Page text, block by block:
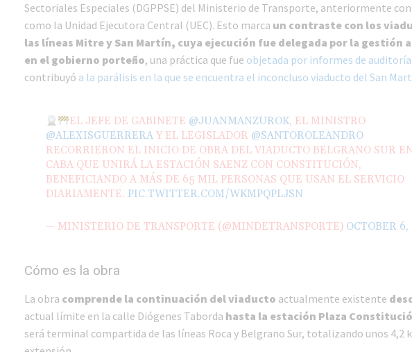
Sectoriales Especiales (DGPPSE) del Ministerio de Transporte, anteriormente
como la Unidad Ejecutora Central (UEC). Esto marca un contraste con los
las líneas Mitre y San Martín, cuya ejecución fue delegada por la gestión
en el gobierno porteño, una práctica que fue objetada por informes de auditoría
contribuyó a la parálisis en la que se encuentra el inconcluso viaducto del San
EL JEFE DE GABINETE @JUANMANZUROK, EL MINISTRO
@ALEXISGUERRERA Y EL LEGISLADOR @SANTOROLEANDRO
RECORRIERON EL INICIO DE OBRA DEL VIADUCTO BELGRANO SUR
CABA QUE UNIRÁ LA ESTACIÓN SAENZ CON CONSTITUCIÓN,
BENEFICIANDO A MÁS DE 65 MIL PERSONAS QUE USAN EL SERVICIO
DIARIAMENTE. PIC.TWITTER.COM/WKMPQPLJSN
— MINISTERIO DE TRANSPORTE (@MINDETRANSPORTE) OCTOBER 6,
Cómo es la obra
La obra comprende la continuación del viaducto actualmente existente
actual límite en la calle Diógenes Taborda hasta la estación Plaza
será terminal compartida de las líneas Roca y Belgrano Sur, totalizando unos 4,2